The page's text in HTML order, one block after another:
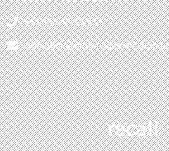
+43 650 46 35 983
ordination@orthopaede-drschuh.at
recall